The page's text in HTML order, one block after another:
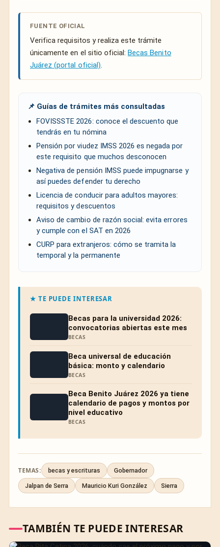
FUENTE OFICIAL
Verifica requisitos y realiza este trámite
únicamente en el sitio oficial:Becas Benito
Juárez (portal oficial).
📌 Guías de trámites más consultadas
FOVISSSTE 2026: conoce el descuento que
tendrás en tu nómina
Pensión por viudez IMSS 2026 es negada por
este requisito que muchos desconocen
Negativa de pensión IMSS puede impugnarse y
así puedes defender tu derecho
Licencia de conducir para adultos mayores:
requisitos y descuentos
Aviso de cambio de razón social: evita errores
y cumple con el SAT en 2026
CURP para extranjeros: cómo se tramita la
temporal y la permanente
★ TE PUEDE INTERESAR
Becas para la universidad 2026:
convocatorias abiertas este mes
BECAS
Beca universal de educación
básica: monto y calendario
BECAS
Beca Benito Juárez 2026 ya tiene
calendario de pagos y montos por
nivel educativo
BECAS
TEMAS: becas y escrituras Gobernador
Jalpan de Serra Mauricio Kuri González Sierra
TAMBIÉN TE PUEDE INTERESAR